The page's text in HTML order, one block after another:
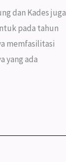
dan Kades juga
pada tahun
memfasilitasi
yang ada